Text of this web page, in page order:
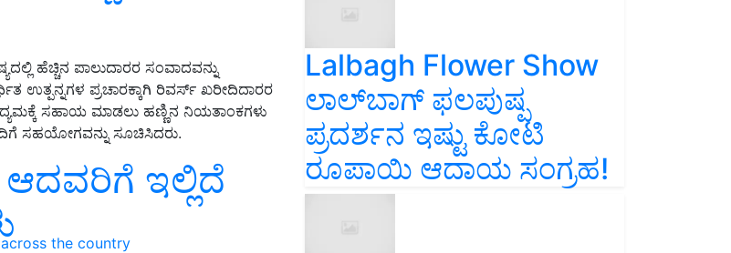
the country
ಹೆಚ್ಚಿನ ಪಾಲುದಾರರ ಸಂವಾದವನ್ನು
ಉತ್ಪನ್ನಗಳ ಪ್ರಚಾರಕ್ಕಾಗಿ ರಿವರ್ಸ್ ಖರೀದಿದಾರರ
ಸಹಾಯ ಮಾಡಲು ಹಣ್ಣಿನ ನಿಯತಾಂಕಗಳು
ಸಹಯೋಗವನ್ನು ಸೂಚಿಸಿದರು.
ಇಲ್ಲಿದೆ
Lalbagh Flower Show
ಲಾಲ್‌ಬಾಗ್ ಫಲಪುಷ್ಪ
ಪ್ರದರ್ಶನ ಇಷ್ಟು ಕೋಟಿ
ರೂಪಾಯಿ ಆದಾಯ ಸಂಗ್ರಹ!